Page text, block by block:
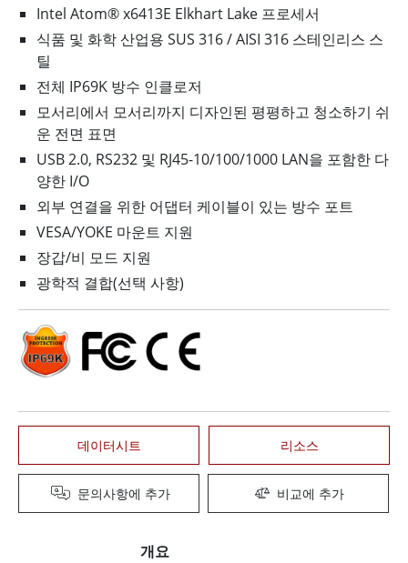
Intel Atom® x6413E Elkhart Lake 프로세서
식품 및 화학 산업용 SUS 316 / AISI 316 스테인리스 스
틸
전체 IP69K 방수 인클로저
모서리에서 모서리까지 디자인된 평평하고 청소하기 쉬
운 전면 표면
USB 2.0, RS232 및 RJ45-10/100/1000 LAN을 포함한 다
양한 I/O
외부 연결을 위한 어댑터 케이블이 있는 방수 포트
VESA/YOKE 마운트 지원
장갑/비 모드 지원
광학적 결합(선택 사항)
데이터시트 리소스
문의사항에 추가 비교에 추가
개요